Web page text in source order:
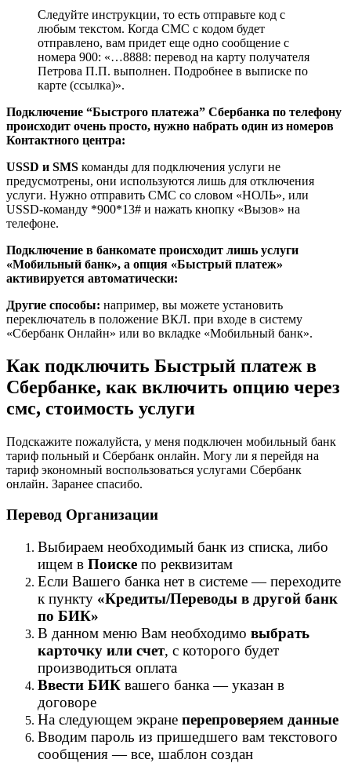
Следуйте инструкции, то есть отправьте код с
любым текстом. Когда СМС с кодом будет
отправлено, вам придет еще одно сообщение с
номера 900: «…8888: перевод на карту получателя
Петрова П.П. выполнен. Подробнее в выписке по
карте (ссылка)».
Подключение “Быстрого платежа” Сбербанка по телефону
происходит очень просто, нужно набрать один из номеров
Контактного центра:
USSD и SMS команды для подключения услуги не
предусмотрены, они используются лишь для отключения
услуги. Нужно отправить СМС со словом «НОЛЬ», или
USSD-команду *900*13# и нажать кнопку «Вызов» на
телефоне.
Подключение в банкомате происходит лишь услуги
«Мобильный банк», а опция «Быстрый платеж»
активируется автоматически:
Другие способы: например, вы можете установить
переключатель в положение ВКЛ. при входе в систему
«Сбербанк Онлайн» или во вкладке «Мобильный банк».
Как подключить Быстрый платеж в
Сбербанке, как включить опцию через
смс, стоимость услуги
Подскажите пожалуйста, у меня подключен мобильный банк
тариф польный и Сбербанк онлайн. Могу ли я перейдя на
тариф экономный воспользоваться услугами Сбербанк
онлайн. Заранее спасибо.
Перевод Организации
Выбираем необходимый банк из списка, либо
ищем в Поиске по реквизитам
Если Вашего банка нет в системе — переходите
к пункту «Кредиты/Переводы в другой банк
по БИК»
В данном меню Вам необходимо выбрать
карточку или счет, с которого будет
производиться оплата
Ввести БИК вашего банка — указан в
договоре
На следующем экране перепроверяем данные
Вводим пароль из пришедшего вам текстового
сообщения — все, шаблон создан